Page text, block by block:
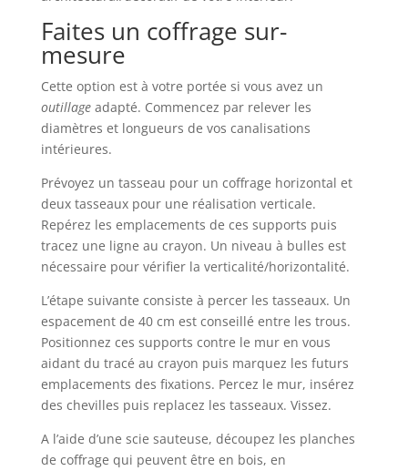
Faites un coffrage sur-
mesure
Cette option est à votre portée si vous avez un
outillageadapté. Commencez par relever les
diamètres et longueurs de vos canalisations
intérieures.
Prévoyez un tasseau pour un coffrage horizontal et
deux tasseaux pour une réalisation verticale.
Repérez les emplacements de ces supports puis
tracez une ligne au crayon. Un niveau à bulles est
nécessaire pour vérifier la verticalité/horizontalité.
L’étape suivante consiste à percer les tasseaux. Un
espacement de 40 cm est conseillé entre les trous.
Positionnez ces supports contre le mur en vous
aidant du tracé au crayon puis marquez les futurs
emplacements des fixations. Percez le mur, insérez
des chevilles puis replacez les tasseaux. Vissez.
A l’aide d’une scie sauteuse, découpez les planches
de coffrage qui peuvent être en bois, en